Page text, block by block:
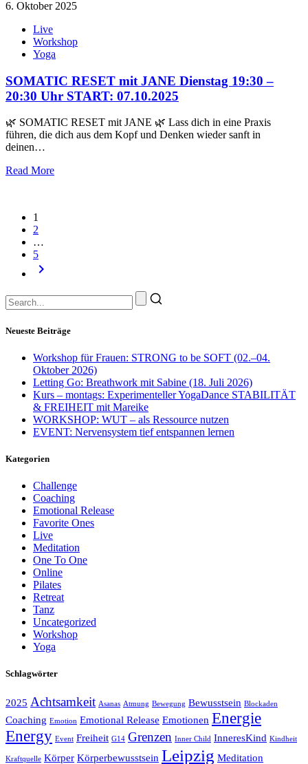
6. Oktober 2025
Live
Workshop
Yoga
SOMATIC RESET mit JANE Dienstag 19:30 –
20:30 Uhr START: 07.10.2025
🌿 SOMATIC RESET mit JANE 🌿 Lass dich in eine Praxis
führen, die dich aus dem Kopf und Denken wieder sanft in
deinen…
Read More
1
2
…
5
keyboard_arrow_right
Neueste Beiträge
Workshop für Frauen: STRONG to be SOFT (02.–04.
Oktober 2026)
Letting Go: Breathwork mit Sabine (18. Juli 2026)
Kurs – montags: Experimenteller YogaDance STABILITÄT
& FREIHEIT mit Mareike
WORKSHOP: WUT – als Ressource nutzen
EVENT: Nervensystem tief entspannen lernen
Kategorien
Challenge
Coaching
Emotional Release
Favorite Ones
Live
Meditation
One To One
Online
Pilates
Retreat
Tanz
Uncategorized
Workshop
Yoga
Schlagwörter
2025 Achtsamkeit Asanas Atmung Bewegung Bewusstsein Blockaden
Coaching Emotion Emotional Release Emotionen Energie
Energy Event Freiheit G14 Grenzen Inner Child InneresKind Kindheit
Kraftquelle Körper Körperbewusstsein Leipzig Meditation